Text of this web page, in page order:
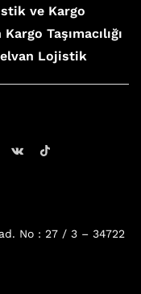
ve Kargo
Taşımacılığı
Lojistik
No : 27 / 3 – 34722